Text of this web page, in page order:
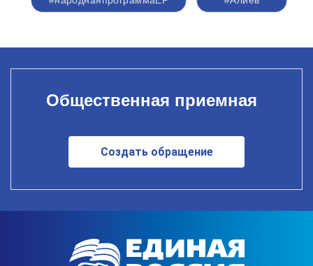
Общественная приемная
Создать обращение